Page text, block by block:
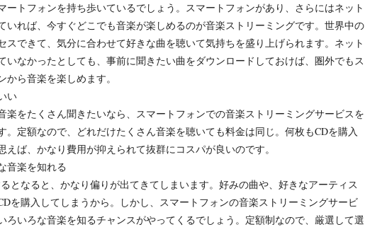
ートフォンを持ち歩いているでしょう。スマートフォンがあり、さらにはネット
いれば、今すぐどこでも音楽が楽しめるのが音楽ストリーミングです。世界中の
スできて、気分に合わせて好きな曲を聴いて気持ちを盛り上げられます。ネット
いなかったとしても、事前に聞きたい曲をダウンロードしておけば、圏外でもス
から音楽を楽しめます。
い
楽をたくさん聞きたいなら、スマートフォンでの音楽ストリーミングサービスを
。定額なので、どれだけたくさん音楽を聴いても料金は同じ。何枚もCDを購入
えば、かなり費用が抑えられて抜群にコスパが良いのです。
音楽を知れる
となると、かなり偏りが出てきてしまいます。好みの曲や、好きなアーティス
を購入してしまうから。しかし、スマートフォンの音楽ストリーミングサービ
ろいろな音楽を知るチャンスがやってくるでしょう。定額制なので、厳選して選